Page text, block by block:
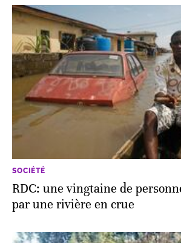
SOCIÉTÉ
RDC: une vingtaine de
par une rivière en crue